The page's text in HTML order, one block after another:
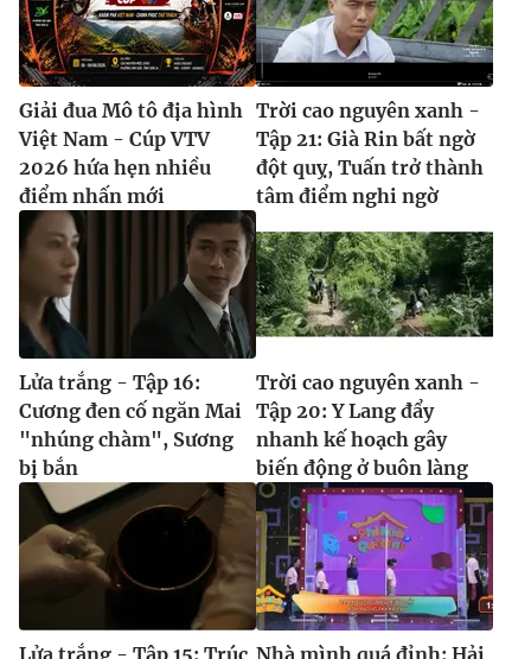
Giải đua Mô tô địa hình
Việt Nam - Cúp VTV
2026 hứa hẹn nhiều
điểm nhấn mới
Trời cao nguyên xanh -
Tập 21: Già Rin bất ngờ
đột quỵ, Tuấn trở thành
tâm điểm nghi ngờ
Lửa trắng - Tập 16:
Cương đen cố ngăn Mai
"nhúng chàm", Sương
bị bắn
Trời cao nguyên xanh -
Tập 20: Y Lang đẩy
nhanh kế hoạch gây
biến động ở buôn làng
Lửa trắng - Tập 15: Trúc Nhà mình quá đỉnh: Hải